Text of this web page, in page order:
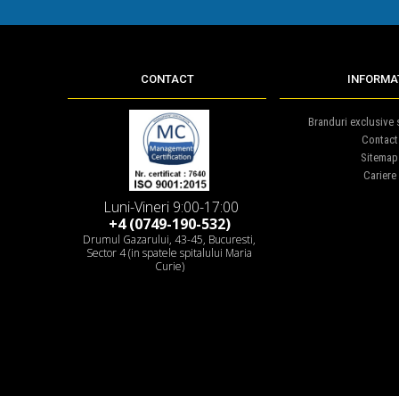
CONTACT
Luni-Vineri 9:00-17:00
+4 (0749-190-532)
Drumul Gazarului, 43-45, Bucuresti,
Sector 4 (in spatele spitalului Maria
Curie)
Branduri exclusive
Contact
Sitemap
Cariere